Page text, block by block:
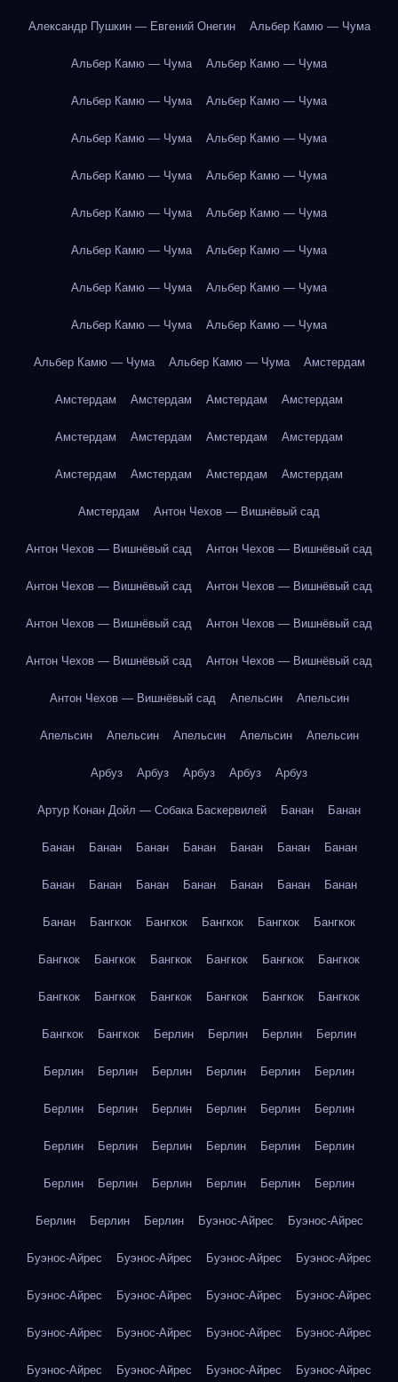
Александр Пушкин — Евгений Онегин Альбер Камю — Чума
Альбер Камю — Чума Альбер Камю — Чума
Альбер Камю — Чума Альбер Камю — Чума
Альбер Камю — Чума Альбер Камю — Чума
Альбер Камю — Чума Альбер Камю — Чума
Альбер Камю — Чума Альбер Камю — Чума
Альбер Камю — Чума Альбер Камю — Чума
Альбер Камю — Чума Альбер Камю — Чума
Альбер Камю — Чума Альбер Камю — Чума
Альбер Камю — Чума Альбер Камю — Чума Амстердам
Амстердам Амстердам Амстердам Амстердам
Амстердам Амстердам Амстердам Амстердам
Амстердам Амстердам Амстердам Амстердам
Амстердам Антон Чехов — Вишнёвый сад
Антон Чехов — Вишнёвый сад Антон Чехов — Вишнёвый сад
Антон Чехов — Вишнёвый сад Антон Чехов — Вишнёвый сад
Антон Чехов — Вишнёвый сад Антон Чехов — Вишнёвый сад
Антон Чехов — Вишнёвый сад Антон Чехов — Вишнёвый сад
Антон Чехов — Вишнёвый сад Апельсин Апельсин
Апельсин Апельсин Апельсин Апельсин Апельсин
Арбуз Арбуз Арбуз Арбуз Арбуз
Артур Конан Дойл — Собака Баскервилей Банан Банан
Банан Банан Банан Банан Банан Банан Банан
Банан Банан Банан Банан Банан Банан Банан
Банан Бангкок Бангкок Бангкок Бангкок Бангкок
Бангкок Бангкок Бангкок Бангкок Бангкок Бангкок
Бангкок Бангкок Бангкок Бангкок Бангкок Бангкок
Бангкок Бангкок Берлин Берлин Берлин Берлин
Берлин Берлин Берлин Берлин Берлин Берлин
Берлин Берлин Берлин Берлин Берлин Берлин
Берлин Берлин Берлин Берлин Берлин Берлин
Берлин Берлин Берлин Берлин Берлин Берлин
Берлин Берлин Берлин Буэнос-Айрес Буэнос-Айрес
Буэнос-Айрес Буэнос-Айрес Буэнос-Айрес Буэнос-Айрес
Буэнос-Айрес Буэнос-Айрес Буэнос-Айрес Буэнос-Айрес
Буэнос-Айрес Буэнос-Айрес Буэнос-Айрес Буэнос-Айрес
Буэнос-Айрес Буэнос-Айрес Буэнос-Айрес Буэнос-Айрес